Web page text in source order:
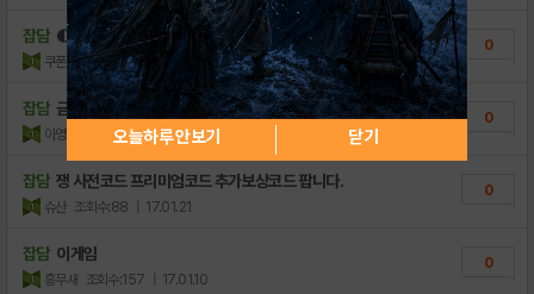
잡담 ◐4종쿠폰◑ 쟁 실시간RvR 쿠폰 팝니다
쿠폰SHOP 조회수:85 | 17.04.01
0
잡담 금.수저쿠폰팜
아영아빠님 조회수:91 | 17.02.02
0
잡담 쟁 사전코드 프리미엄코드 추가보상코드 팝니다.
슈산 조회수:88 | 17.01.21
0
잡담 이게임
흥무새 조회수:157 | 17.01.10
0
오늘하루 안보기 닫기